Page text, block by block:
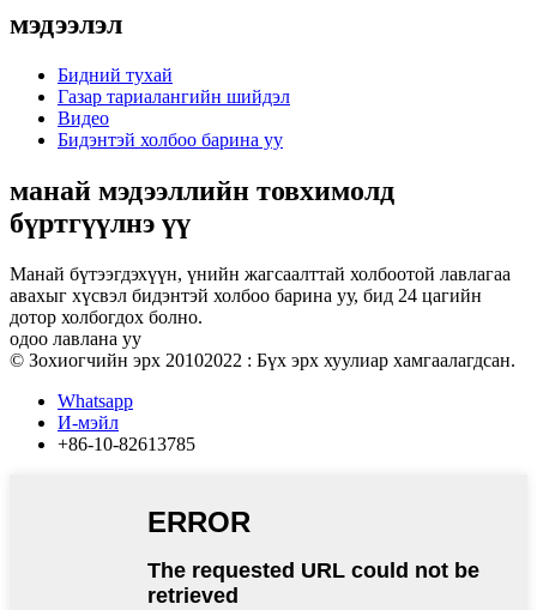
мэдээлэл
Бидний тухай
Газар тариалангийн шийдэл
Видео
Бидэнтэй холбоо барина уу
манай мэдээллийн товхимолд
бүртгүүлнэ үү
Манай бүтээгдэхүүн, үнийн жагсаалттай холбоотой лавлагаа
авахыг хүсвэл бидэнтэй холбоо барина уу, бид 24 цагийн
дотор холбогдох болно.
одоо лавлана уу
© Зохиогчийн эрх 20102022 : Бүх эрх хуулиар хамгаалагдсан.
Whatsapp
И-мэйл
+86-10-82613785